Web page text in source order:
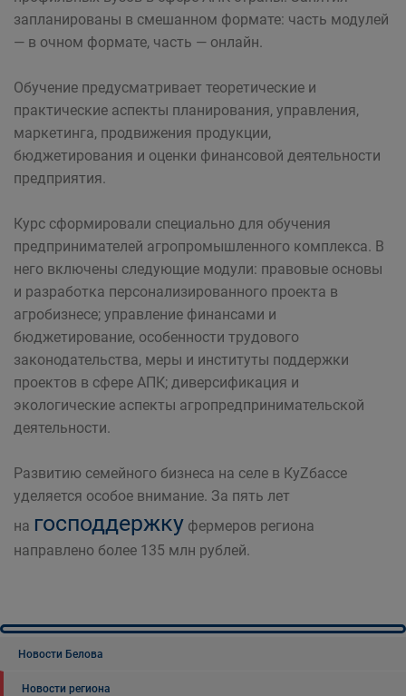
запланированы в смешанном формате: часть модулей
— в очном формате, часть — онлайн.
Обучение предусматривает теоретические и
практические аспекты планирования, управления,
маркетинга, продвижения продукции,
бюджетирования и оценки финансовой деятельности
предприятия.
Курс сформировали специально для обучения
предпринимателей агропромышленного комплекса. В
него включены следующие модули: правовые основы
и разработка персонализированного проекта в
агробизнесе; управление финансами и
бюджетирование, особенности трудового
законодательства, меры и институты поддержки
проектов в сфере АПК; диверсификация и
экологические аспекты агропредпринимательской
деятельности.
Развитию семейного бизнеса на селе в КуZбассе
уделяется особое внимание. За пять лет
на господдержку фермеров региона
направлено более 135 млн рублей.
Новости Белова
Новости региона